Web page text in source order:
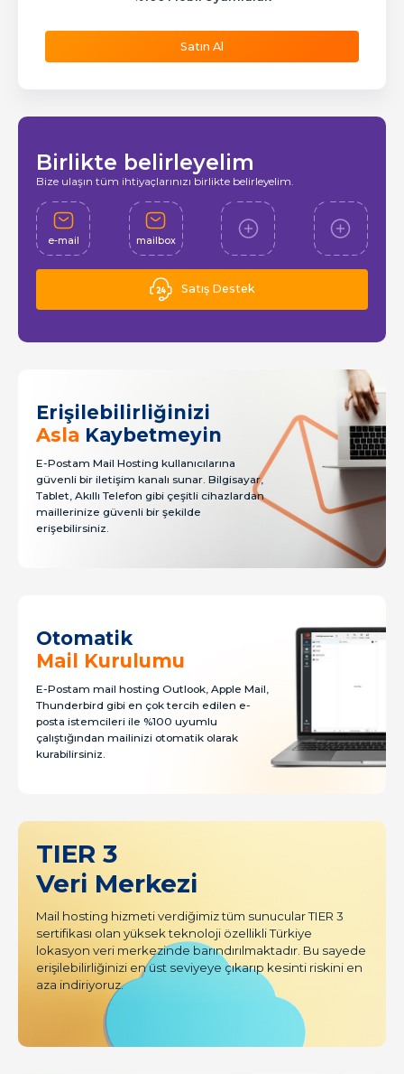
Satın Al
Birlikte belirleyelim
Bize ulaşın tüm ihtiyaçlarınızı birlikte belirleyelim.
e-mail mailbox
Satış Destek
Erişilebilirliğinizi
Asla Kaybetmeyin
E-Postam Mail Hosting kullanıcılarına
güvenli bir iletişim kanalı sunar. Bilgisayar,
Tablet, Akıllı Telefon gibi çeşitli cihazlardan
maillerinize güvenli bir şekilde
erişebilirsiniz.
Otomatik
Mail Kurulumu
E-Postam mail hosting Outlook, Apple Mail,
Thunderbird gibi en çok tercih edilen e-
posta istemcileri ile %100 uyumlu
çalıştığından mailinizi otomatik olarak
kurabilirsiniz.
TIER 3
Veri Merkezi
Mail hosting hizmeti verdiğimiz tüm sunucular TIER 3
sertifikası olan yüksek teknoloji özellikli Türkiye
lokasyon veri merkezinde barındırılmaktadır. Bu sayede
erişilebilirliğinizi en üst seviyeye çıkarıp kesinti riskini en
aza indiriyoruz.